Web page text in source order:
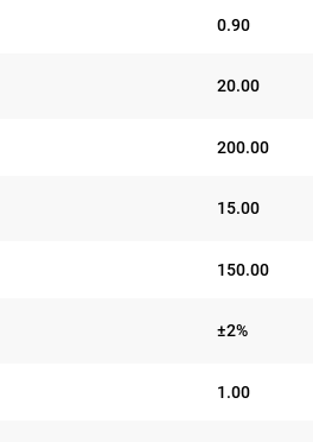
0.90
20.00
200.00
15.00
150.00
±2%
1.00